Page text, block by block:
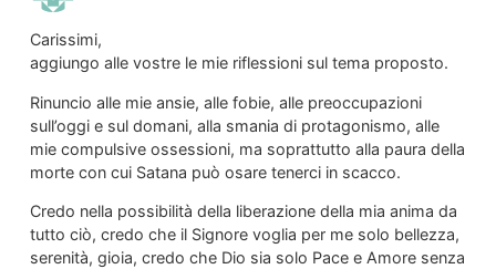
Carissimi,
aggiungo alle vostre le mie riflessioni sul tema proposto.
Rinuncio alle mie ansie, alle fobie, alle preoccupazioni
sull’oggi e sul domani, alla smania di protagonismo, alle
mie compulsive ossessioni, ma soprattutto alla paura della
morte con cui Satana può osare tenerci in scacco.
Credo nella possibilità della liberazione della mia anima da
tutto ciò, credo che il Signore voglia per me solo bellezza,
serenità, gioia, credo che Dio sia solo Pace e Amore senza